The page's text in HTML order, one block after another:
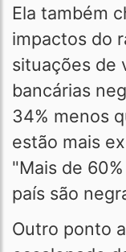
Ela também
impactos do
situações de
bancárias
34% menos
estão mais
"Mais de
país são
Outro ponto